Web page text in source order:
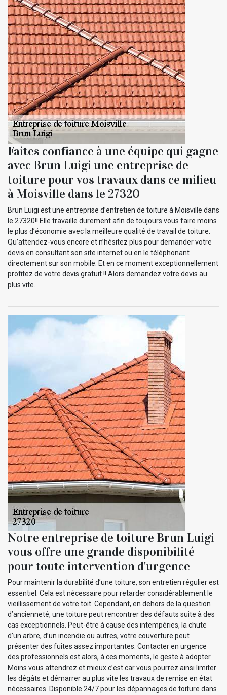
Faites confiance à une équipe qui gagne
avec Brun Luigi une entreprise de
toiture pour vos travaux dans ce milieu
à Moisville dans le 27320
Brun Luigi est une entreprise d’entretien de toiture à Moisville dans
le 27320!! Elle travaille durement afin de toujours vous faire moins
le plus d’économie avec la meilleure qualité de travail de toiture.
Qu’attendez-vous encore et n’hésitez plus pour demander votre
devis en consultant son site internet ou en le téléphonant
directement sur son mobile. Et en ce moment exceptionnellement
profitez de votre devis gratuit !! Alors demandez votre devis au
plus vite.
Notre entreprise de toiture Brun Luigi
vous offre une grande disponibilité
pour toute intervention d'urgence
Pour maintenir la durabilité d’une toiture, son entretien régulier est
essentiel. Cela est nécessaire pour retarder considérablement le
vieillissement de votre toit. Cependant, en dehors de la question
d’ancienneté, une toiture peut rencontrer des défauts suite à des
cas exceptionnels. Peut-être à cause des intempéries, la chute
d’un arbre, d’un incendie ou autres, votre couverture peut
présenter des fuites assez importantes. Contacter en urgence
des professionnels est alors, à ces moments, le geste à adopter.
Moins vous attendrez et mieux c’est car vous pourrez ainsi limiter
les dégâts et démarrer au plus vite les travaux de remise en état
nécessaires. Disponible 24/7 pour les dépannages de toiture dans